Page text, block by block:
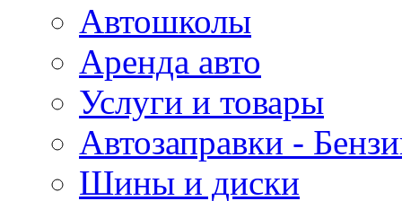
Автошколы
Аренда авто
Услуги и товары
Автозаправки -
Шины и диски